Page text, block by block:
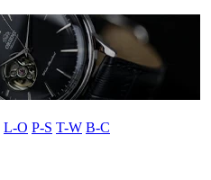
L-O P-S T-W В-С